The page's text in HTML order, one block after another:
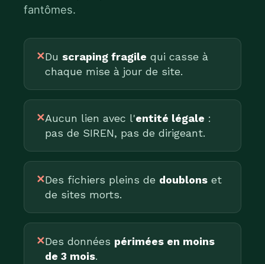
fantômes.
✕Du scraping fragile qui casse à
chaque mise à jour de site.
✕Aucun lien avec l'entité légale :
pas de SIREN, pas de dirigeant.
✕Des fichiers pleins de doublons et
de sites morts.
✕Des données périmées en moins
de 3 mois.